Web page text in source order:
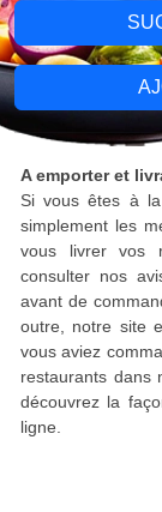
A emporter et
Si vous êtes à
simplement les
vous livrer vos
consulter nos
avant de
outre, notre site
vous aviez
restaurants dans
découvrez la
ligne.